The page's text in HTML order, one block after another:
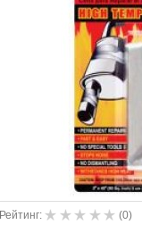
Рейтинг: (0)